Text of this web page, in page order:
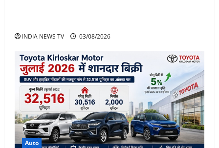
INDIA NEWS TV 03/08/2026
Auto